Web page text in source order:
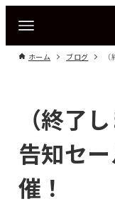
ホーム ブログ
（終了
告知セ
催！